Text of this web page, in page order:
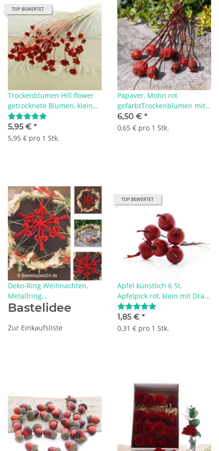
TOP BEWERTET
Trockenblumen Hill flower
getrocknete Blumen, kleine
Blüten mit Stiel, L ca. 40 cm,
dunkel rot
5,95 € *
5,95 € pro 1 Stk.
Papaver, Mohn rot
gefärbtTrockenblumen mit
Stiel VE 10 Stk L ca. 30-50 cm
6,50 € *
0,65 € pro 1 Stk.
Deko-Ring Weihnachten,
Metallring
mitTrockenblumen und
Bastelidee
Zur Einkaufsliste
TOP BEWERTET
Äpfel künstlich 6 St,
Apfelpick rot, klein mit Draht
Gr. D 2 cm
1,85 € *
0,31 € pro 1 Stk.